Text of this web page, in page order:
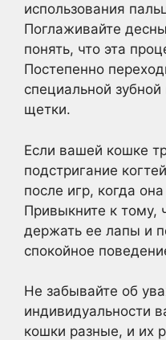
использования
Поглаживайте
понять, что эта
Постепенно
специальной
щетки.
Если вашей кошке
подстригание
после игр, когда
Привыкните к тому,
держать ее лапы и
спокойное
Не забывайте об
индивидуальности
кошки разные, и их